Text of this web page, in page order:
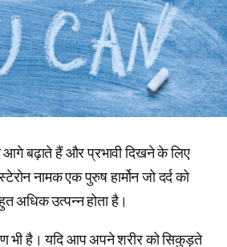
बढ़ाते हैं और प्रभावी दिखने के लिए
नामक एक पुरुष हार्मोन जो दर्द को
अधिक उत्पन्न होता है।
भी है। यदि आप अपने शरीर को सिकुड़ते